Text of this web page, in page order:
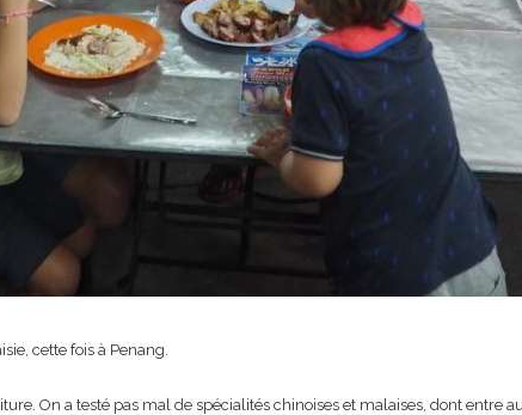
cette fois à Penang.
On a testé pas mal de spécialités chinoises et malaises, dont entre